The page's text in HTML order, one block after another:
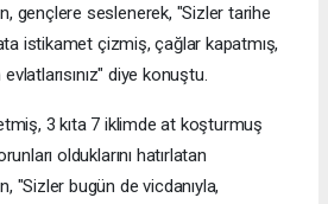
gençlere seslenerek, "Sizler tarihe
istikamet çizmiş, çağlar kapatmış,
diye konuştu.
3 kıta 7 iklimde at koşturmuş
olduklarını hatırlatan
"Sizler bugün de vicdanıyla,